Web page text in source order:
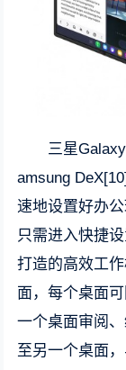
三星
amsung
速地设置好办
只需进入快捷
打造的高效工
面，每个桌面
一个桌面审阅
至另一个桌面